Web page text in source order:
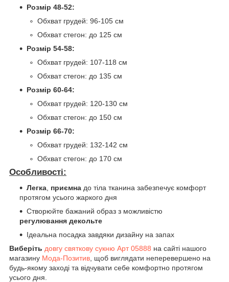
Розмір 48-52:
Обхват грудей: 96-105 см
Обхват стегон: до 125 см
Розмір 54-58:
Обхват грудей: 107-118 см
Обхват стегон: до 135 см
Розмір 60-64:
Обхват грудей: 120-130 см
Обхват стегон: до 150 см
Розмір 66-70:
Обхват грудей: 132-142 см
Обхват стегон: до 170 см
Особливості:
Легка приємна до тіла тканина забезпечує комфорт
протягом усього жаркого дня
Створюйте бажаний образ з можливістю
регулювання декольте
Ідеальна посадка завдяки дизайну на запах
Виберіть довгу святкову сукню Арт 05888 на сайті нашого
магазину Мода-Позитив , щоб виглядати неперевершено на
будь-якому заході та відчувати себе комфортно протягом
усього дня.